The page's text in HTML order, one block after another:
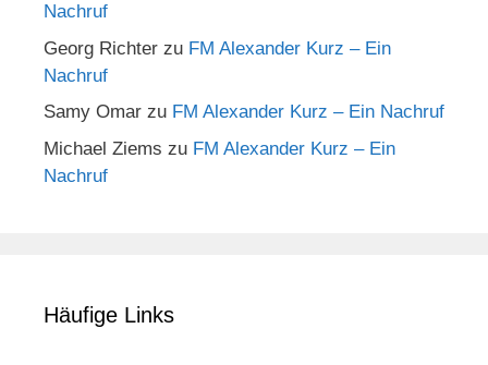
Nachruf
Georg Richter zu FM Alexander Kurz – Ein
Nachruf
Samy Omar zu FM Alexander Kurz – Ein Nachruf
Michael Ziems zu FM Alexander Kurz – Ein
Nachruf
Häufige Links